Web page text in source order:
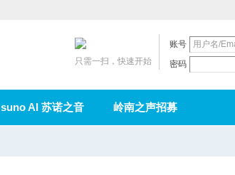
账号
密码
只需一扫，快速开始
suno AI 苏诺之音 岭南之声招募